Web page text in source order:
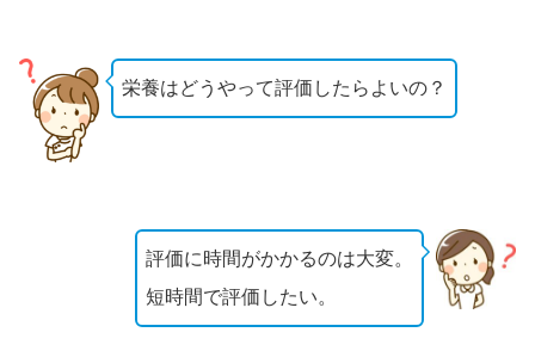
栄養はどうやって評価したらよいの？
評価に時間がかかるのは大変。
短時間で評価したい。